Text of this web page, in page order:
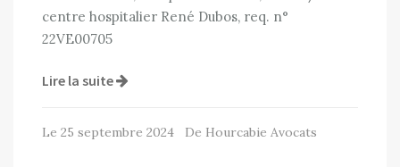
centre hospitalier René Dubos, req. n°
22VE00705
Lire la suite
Le 25 septembre 2024 De Hourcabie Avocats